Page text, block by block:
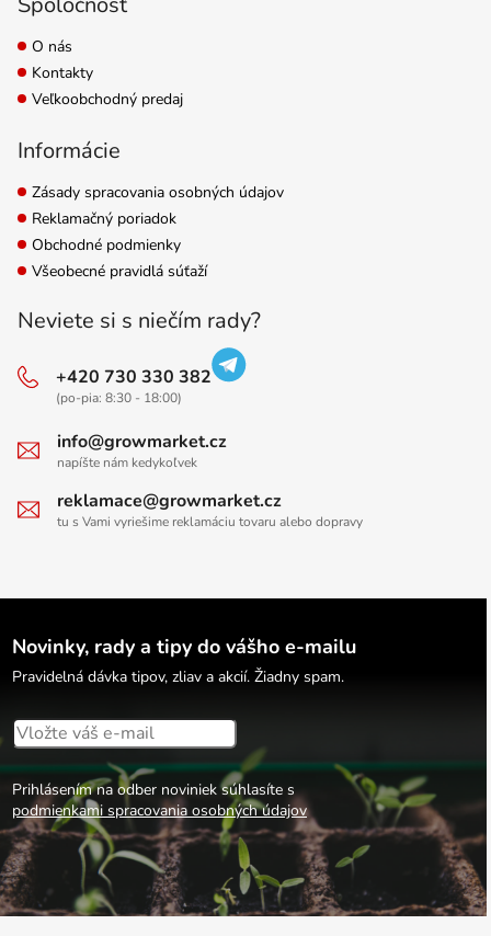
O nás
Kontakty
Veľkoobchodný predaj
Informácie
Zásady spracovania osobných údajov
Reklamačný poriadok
Obchodné podmienky
Všeobecné pravidlá súťaží
Neviete si s niečím rady?
+420 730 330 382
(po-pia: 8:30 - 18:00)
info@growmarket.cz
napíšte nám kedykoľvek
reklamace@growmarket.cz
tu s Vami vyriešime reklamáciu tovaru alebo dopravy
Novinky, rady a tipy do vášho e-mailu
Pravidelná dávka tipov, zliav a akcií. Žiadny spam.
Prihlásením na odber noviniek súhlasíte s
podmienkami spracovania osobných údajov